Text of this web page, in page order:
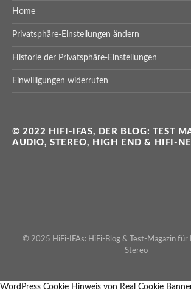
Home
Privatsphäre-Einstellungen ändern
Historie der Privatsphäre-Einstellungen
Einwilligungen widerrufen
© 2022 HIFI-IFAS, DER BLOG: TEST
AUDIO, STEREO, HIGH END & HIFI-
© 2025 HiFi-IFAs: HiFi-Blog & Test-Magazin für
Stereo
WordPress Cookie Hinweis von Real Cookie